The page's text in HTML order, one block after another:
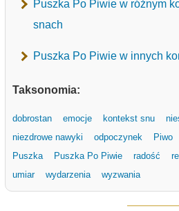
Puszka Po Piwie w różnym
snach
Puszka Po Piwie w innych
Taksonomia:
dobrostan emocje kontekst snu
niezdrowe nawyki
odpoczynek Piwo
Puszka
Puszka Po Piwie radość
umiar
wydarzenia wyzwania